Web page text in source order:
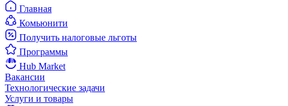
Главная
Комьюнити
Получить налоговые льготы
Программы
Hub Market
Вакансии
Технологические задачи
Услуги и товары